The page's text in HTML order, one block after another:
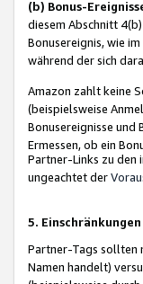
(b) Bonus-
diesem Abschnitt
Bonusereignis, wie
während der sich
Amazon zahlt keine
(beispielsweise
Bonusereignisse und
Ermessen, ob ein
Partner-Links zu den
ungeachtet der
5.
Partner-Tags sollten
Namen handelt)